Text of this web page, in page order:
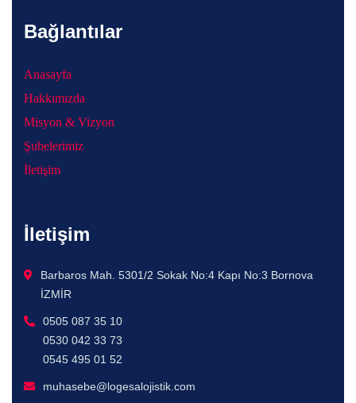
Bağlantılar
Anasayfa
Hakkımızda
Misyon & Vizyon
Şubelerimiz
İletişim
İletişim
Barbaros Mah. 5301/2 Sokak No:4 Kapı No:3 Bornova
İZMİR
0505 087 35 10
0530 042 33 73
0545 495 01 52
muhasebe@logesalojistik.com